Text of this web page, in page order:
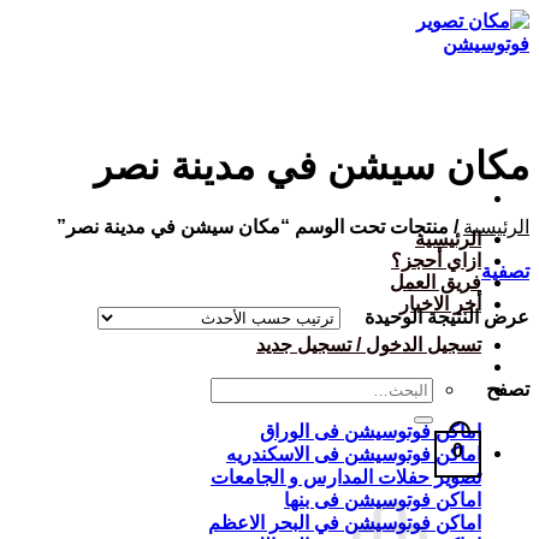
تخطي
للمحتوى
الرئيسية
ازاي أحجز؟
فريق العمل
أخر الاخبار
تسجيل الدخول / تسجيل جديد
البحث
0
مكان سيشن في مدينة نصر
الرئيسية / منتجات تحت الوسم “مكان سيشن في مدينة نصر”
تصفية
عرض النتيجة الوحيدة
تصفح
اماكن فوتوسيشن فى الوراق
اماكن فوتوسيشن فى الاسكندريه
تصوير حفلات المدارس و الجامعات
اماكن فوتوسيشن فى بنها
اماكن فوتوسيشن في البحر الاعظم